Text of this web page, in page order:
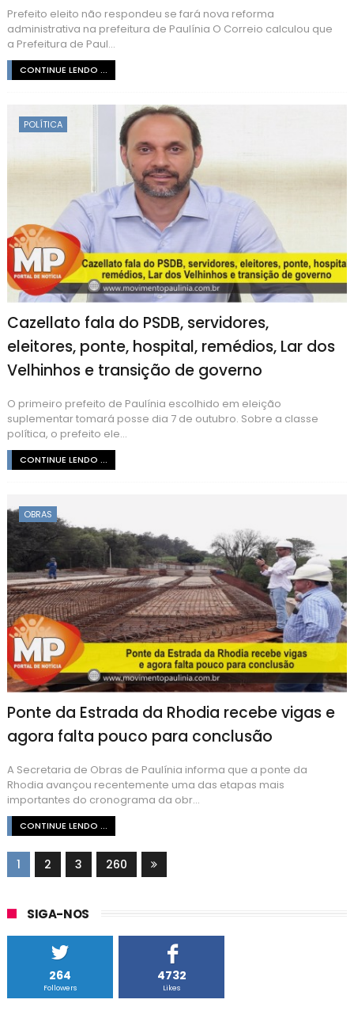
Prefeito eleito não respondeu se fará nova reforma
administrativa na prefeitura de Paulínia O Correio calculou que
a Prefeitura de Paul...
CONTINUE LENDO ...
POLÍTICA
Cazellato fala do PSDB, servidores,
eleitores, ponte, hospital, remédios, Lar dos
Velhinhos e transição de governo
O primeiro prefeito de Paulínia escolhido em eleição
suplementar tomará posse dia 7 de outubro. Sobre a classe
política, o prefeito ele...
CONTINUE LENDO ...
OBRAS
Ponte da Estrada da Rhodia recebe vigas e
agora falta pouco para conclusão
A Secretaria de Obras de Paulínia informa que a ponte da
Rhodia avançou recentemente uma das etapas mais
importantes do cronograma da obr...
CONTINUE LENDO ...
1 2 3 260
SIGA-NOS
264
Followers
4732
Likes